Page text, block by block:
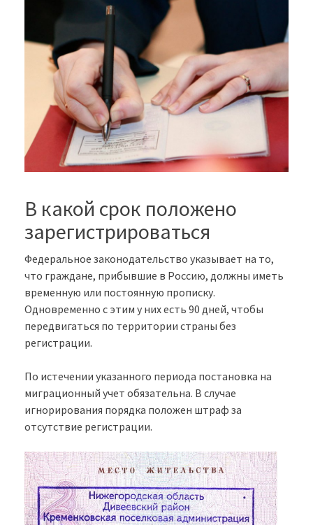
В какой срок положено
зарегистрироваться
Федеральное законодательство указывает на то,
что граждане, прибывшие в Россию, должны иметь
временную или постоянную прописку.
Одновременно с этим у них есть 90 дней, чтобы
передвигаться по территории страны без
регистрации.
По истечении указанного периода постановка на
миграционный учет обязательна. В случае
игнорирования порядка положен штраф за
отсутствие регистрации.